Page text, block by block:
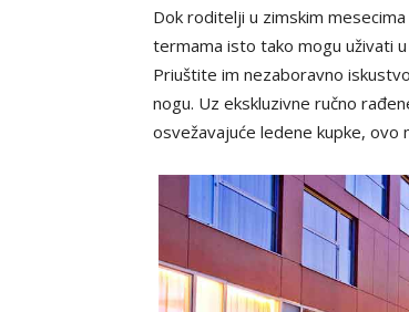
Dok roditelji u zimskim
termama isto tako mogu uživati
Priuštite im nezaboravno
nogu. Uz ekskluzivne ručno
osvežavajuće ledene kupke,